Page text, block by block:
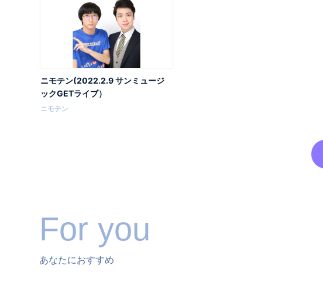
ニモテン(2022.2.9 サンミュージ
ックGETライブ）
ニモテン
For you
あなたにおすすめ